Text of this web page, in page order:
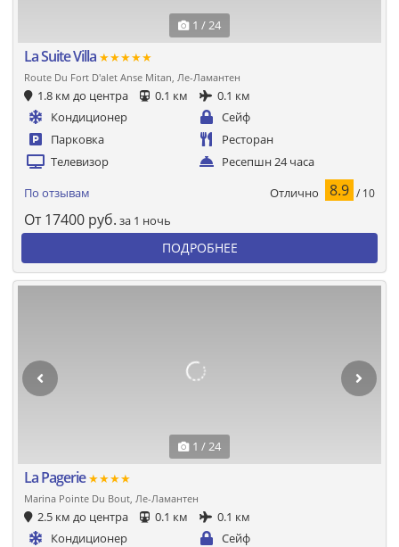
1 / 24
La Suite Villa ★★★★★
Route Du Fort D'alet Anse Mitan, Ле-Ламантен
1.8 км до центра 0.1 км
0.1 км
Кондиционер
Сейф
Парковка
Ресторан
Телевизор
Ресепшн 24 часа
По отзывам Отлично 8.9 / 10
От 17400 руб. за 1 ночь
ПОДРОБНЕЕ
1 / 24
La Pagerie★★★★
Marina Pointe Du Bout, Ле-Ламантен
2.5 км до центра 0.1 км
0.1 км
Кондиционер
Сейф